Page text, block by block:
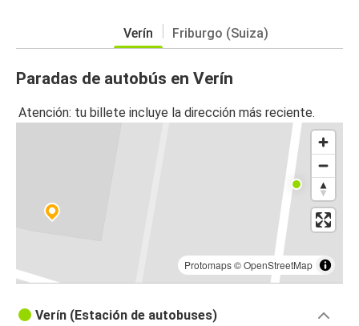
Verín Friburgo (Suiza)
Paradas de autobús en Verín
Atención: tu billete incluye la dirección más reciente.
Protomaps©OpenStreetMap
Verín (Estación de autobuses)